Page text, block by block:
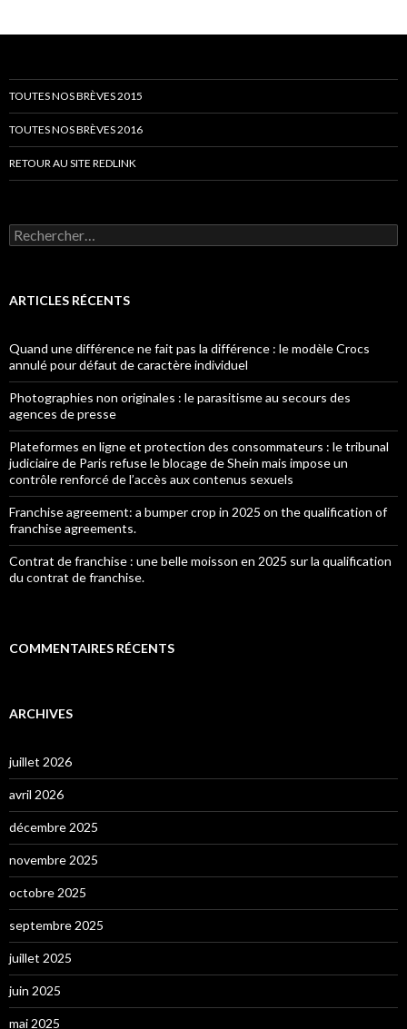
TOUTES NOS BRÈVES 2015
TOUTES NOS BRÈVES 2016
RETOUR AU SITE REDLINK
Rechercher :
ARTICLES RÉCENTS
Quand une différence ne fait pas la différence : le modèle Crocs
annulé pour défaut de caractère individuel
Photographies non originales : le parasitisme au secours des
agences de presse
Plateformes en ligne et protection des consommateurs : le tribunal
judiciaire de Paris refuse le blocage de Shein mais impose un
contrôle renforcé de l’accès aux contenus sexuels
Franchise agreement: a bumper crop in 2025 on the qualification of
franchise agreements.
Contrat de franchise : une belle moisson en 2025 sur la qualification
du contrat de franchise.
COMMENTAIRES RÉCENTS
ARCHIVES
juillet 2026
avril 2026
décembre 2025
novembre 2025
octobre 2025
septembre 2025
juillet 2025
juin 2025
mai 2025